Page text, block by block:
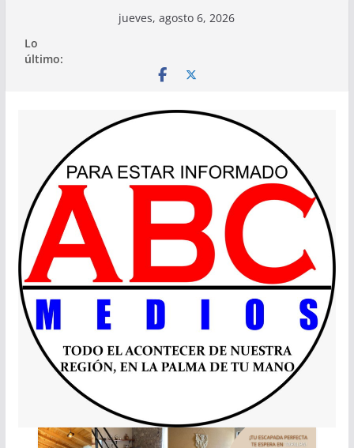
contenido
jueves, agosto 6, 2026
Lo
último: